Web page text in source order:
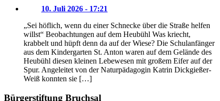
10. Juli 2026 - 17:21
„Sei höflich, wenn du einer Schnecke über die Straße helfen
willst“ Beobachtungen auf dem Heubühl Was kriecht,
krabbelt und hüpft denn da auf der Wiese? Die Schulanfänger
aus dem Kindergarten St. Anton waren auf dem Gelände des
Heubühl diesen kleinen Lebewesen mit großem Eifer auf der
Spur. Angeleitet von der Naturpädagogin Katrin Dickgießer-
Weiß konnten sie […]
Bürgerstiftung Bruchsal